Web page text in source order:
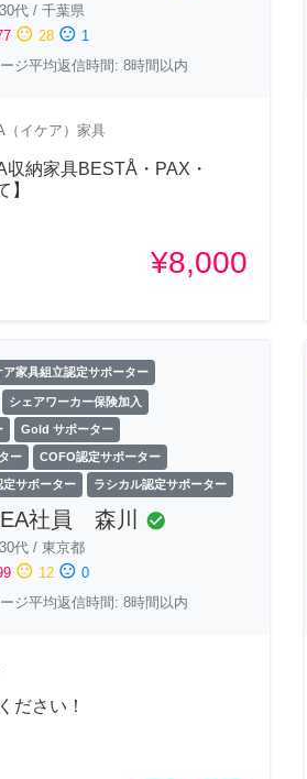
30代 / 千葉県
sentiment_neutral 28 sentiment_dissatisfied 1
ージ平均返信時間: 8時間以内
（イケア）家具
納家具BESTÅ・PAX・
】
¥8,000
ア家具組立認定サポーター
シェアワーカー保険加入
Gold サポーター
ー COFO認定サポーター
定サポーター ラシカル認定サポーター
社員 森川 check_circle
30代 / 東京都
sentiment_neutral 12 sentiment_dissatisfied 0
ージ平均返信時間: 8時間以内
ださい！